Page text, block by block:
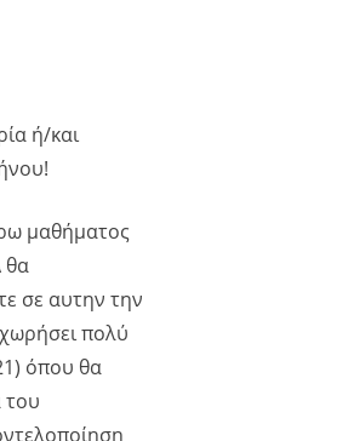
ή/και
μαθήματος
θα
σε αυτην την
πολύ
όπου θα
του